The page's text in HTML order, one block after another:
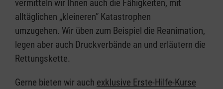
vermitteln wir Ihnen auch die Fähigkeiten, mit
alltäglichen „kleineren” Katastrophen
umzugehen. Wir üben zum Beispiel die Reanimation,
legen aber auch Druckverbände an und erläutern die
Rettungskette.
Gerne bieten wir auch exklusive Erste-Hilfe-Kurse